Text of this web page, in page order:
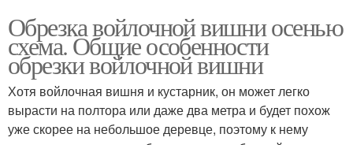
Обрезка войлочной вишни осенью
схема. Общие особенности
обрезки войлочной вишни
Хотя войлочная вишня и кустарник, он может легко
вырасти на полтора или даже два метра и будет похож
уже скорее на небольшое деревце, поэтому к нему